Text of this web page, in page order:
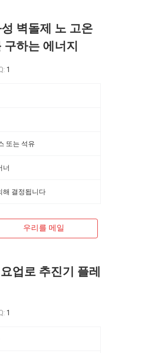
벽돌제 노 고온
하는 에너지
1
또는 석유
너
해 결정됩니다
우리를 메일
업로 추진기 플레
1